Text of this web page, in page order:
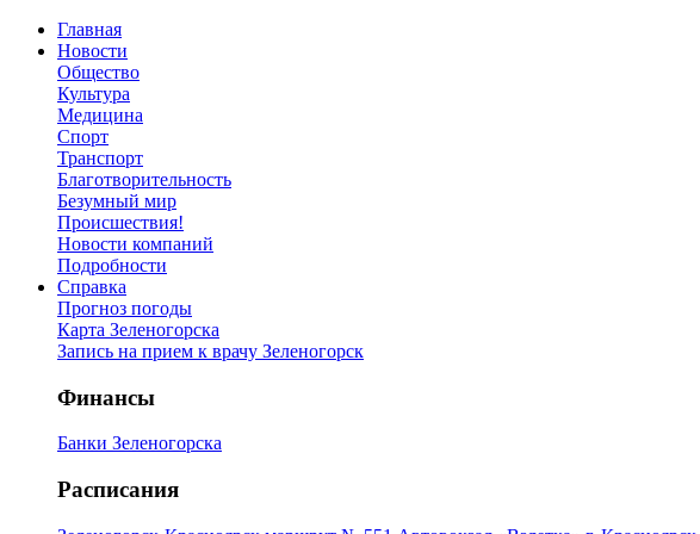
Главная
Новости
Общество
Культура
Медицина
Спорт
Транспорт
Благотворительность
Безумный мир
Происшествия!
Новости компаний
Подробности
Справка
Прогноз погоды
Карта Зеленогорска
Запись на прием к врачу Зеленогорск
Финансы
Банки Зеленогорска
Расписания